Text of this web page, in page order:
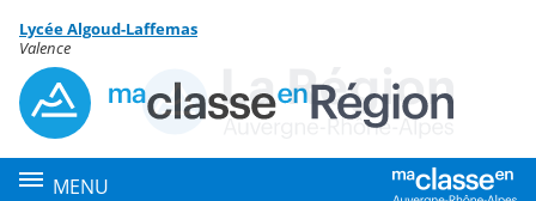
Menu de la rubrique
Contenu
Lycée Algoud-Laffemas
Valence
MENU